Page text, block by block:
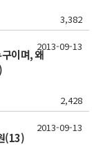
3,382
이며, 왜
2,428
2013-09-13
(13)
2013-09-13